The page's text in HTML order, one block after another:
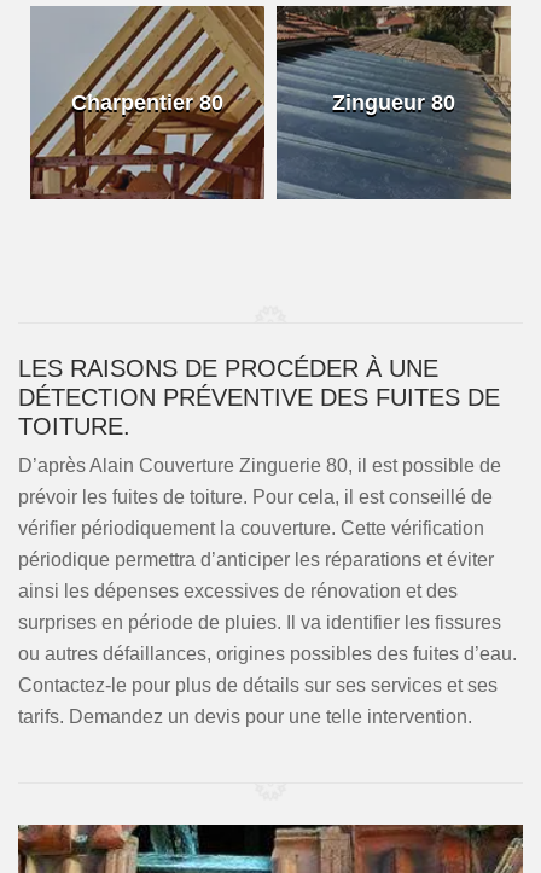
Charpentier 80 Zingueur 80
LES RAISONS DE PROCÉDER À UNE
DÉTECTION PRÉVENTIVE DES FUITES DE
TOITURE.
D’après Alain Couverture Zinguerie 80, il est possible de
prévoir les fuites de toiture. Pour cela, il est conseillé de
vérifier périodiquement la couverture. Cette vérification
périodique permettra d’anticiper les réparations et éviter
ainsi les dépenses excessives de rénovation et des
surprises en période de pluies. Il va identifier les fissures
ou autres défaillances, origines possibles des fuites d’eau.
Contactez-le pour plus de détails sur ses services et ses
tarifs. Demandez un devis pour une telle intervention.